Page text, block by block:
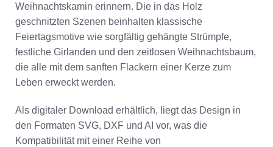
Weihnachtskamin erinnern. Die in das Holz
geschnitzten Szenen beinhalten klassische
Feiertagsmotive wie sorgfältig gehängte Strümpfe,
festliche Girlanden und den zeitlosen Weihnachtsbaum,
die alle mit dem sanften Flackern einer Kerze zum
Leben erweckt werden.
Als digitaler Download erhältlich, liegt das Design in
den Formaten SVG, DXF und AI vor, was die
Kompatibilität mit einer Reihe von